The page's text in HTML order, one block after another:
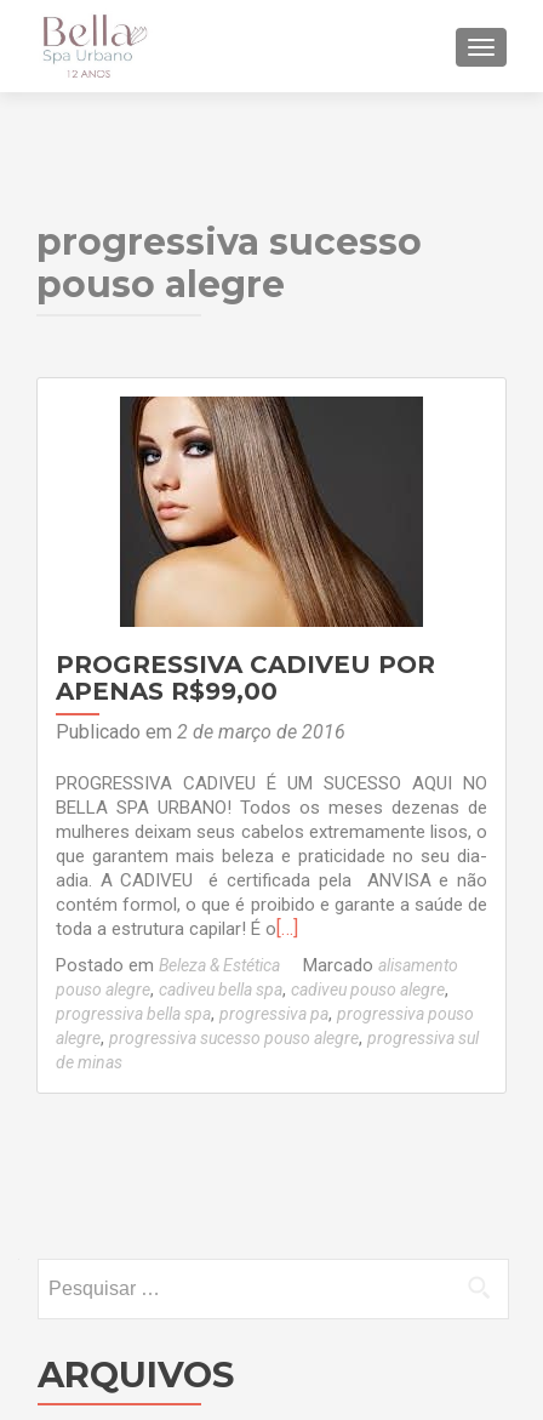
progressiva sucesso
pouso alegre
PROGRESSIVA CADIVEU POR
APENAS R$99,00
Publicado em 2 de março de 2016
PROGRESSIVA CADIVEU É UM SUCESSO AQUI NO
BELLA SPA URBANO! Todos os meses dezenas de
mulheres deixam seus cabelos extremamente lisos, o
que garantem mais beleza e praticidade no seu dia-
adia. A CADIVEU é certificada pela ANVISA e não
contém formol, o que é proibido e garante a saúde de
toda a estrutura capilar! É o[…]
Postado em Beleza & Estética Marcado alisamento
pouso alegre, cadiveu bella spa, cadiveu pouso alegre,
progressiva bella spa, progressiva pa, progressiva pouso
alegre, progressiva sucesso pouso alegre, progressiva sul
de minas
por:
ARQUIVOS